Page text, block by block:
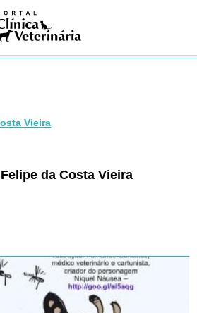
DE BUSCA
Vieira
da Costa Vieira